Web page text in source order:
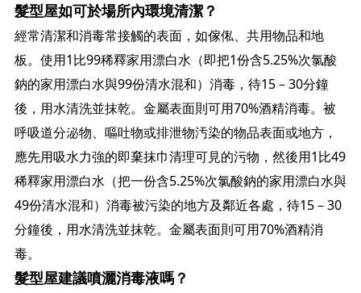
髮型屋如可於場所內環境清潔？
經常清潔和消毒常接觸的表面，如傢俬、共用物品和地
板。使用1比99稀釋家用漂白水（即把1份含5.25%次氯酸
鈉的家用漂白水與99份清水混和）消毒，待15－30分鐘
後，用水清洗並抹乾。金屬表面則可用70%酒精消毒。被
呼吸道分泌物、嘔吐物或排泄物汚染的物品表面或地方，
應先用吸水力強的即棄抹巾清理可見的污物，然後用1比49
稀釋家用漂白水（把一份含5.25%次氯酸鈉的家用漂白水與
49份清水混和）消毒被污染的地方及鄰近各處，待15－30
分鐘後，用水清洗並抹乾。金屬表面則可用70%酒精消
毒。
髮型屋建議噴灑消毒液嗎？